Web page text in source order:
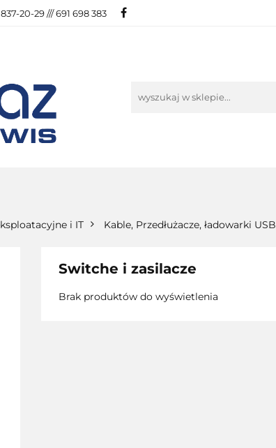
20-29 /// 691 698 383
i IT Kable, Przedłużacze, ładowarki USB
Switche i zasilacze
Brak produktów do wyświetlenia